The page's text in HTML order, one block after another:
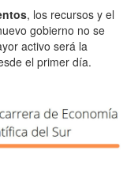
, los recursos y el
gobierno no se
activo será la
el primer día.